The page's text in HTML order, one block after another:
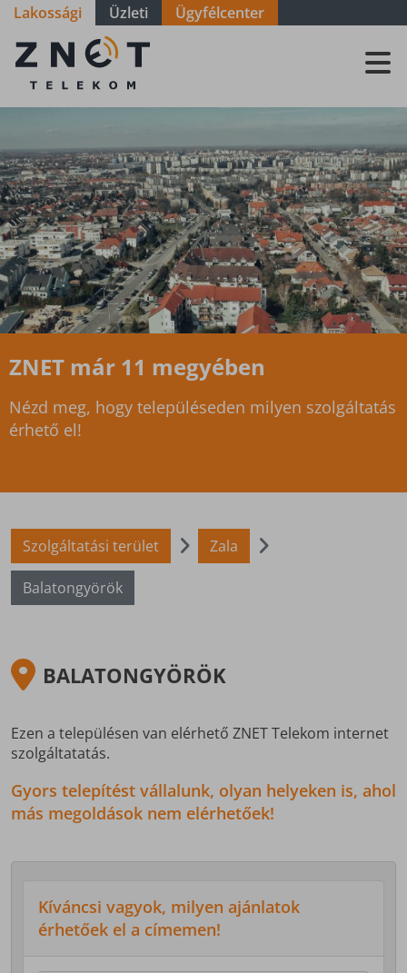
Lakossági Üzleti Ügyfélcenter
Szolgáltatási
terület - Zala
-
ZNET már 11 megyében
Nézd meg, hogy településeden milyen szolgáltatás
érhető el!
Szolgáltatási terület Zala
Balatongyörök
BALATONGYÖRÖK
Ezen a településen van elérhető ZNET Telekom internet
szolgáltatatás.
Gyors telepítést vállalunk, olyan helyeken is, ahol
más megoldások nem elérhetőek!
Kíváncsi vagyok, milyen ajánlatok
érhetőek el a címemen!